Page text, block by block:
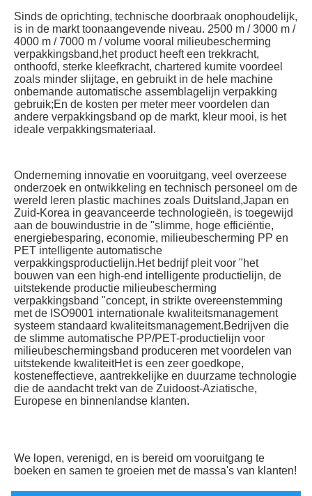
Sinds de oprichting, technische doorbraak onophoudelijk,
is in de markt toonaangevende niveau. 2500 m / 3000 m /
4000 m / 7000 m / volume vooral milieubescherming
verpakkingsband,het product heeft een trekkracht,
onthoofd, sterke kleefkracht, chartered kumite voordeel
zoals minder slijtage, en gebruikt in de hele machine
onbemande automatische assemblagelijn verpakking
gebruik;En de kosten per meter meer voordelen dan
andere verpakkingsband op de markt, kleur mooi, is het
ideale verpakkingsmateriaal.
Onderneming innovatie en vooruitgang, veel overzeese
onderzoek en ontwikkeling en technisch personeel om de
wereld leren plastic machines zoals Duitsland,Japan en
Zuid-Korea in geavanceerde technologieën, is toegewijd
aan de bouwindustrie in de "slimme, hoge efficiëntie,
energiebesparing, economie, milieubescherming PP en
PET intelligente automatische
verpakkingsproductielijn.Het bedrijf pleit voor "het
bouwen van een high-end intelligente productielijn, de
uitstekende productie milieubescherming
verpakkingsband "concept, in strikte overeenstemming
met de ISO9001 internationale kwaliteitsmanagement
systeem standaard kwaliteitsmanagement.Bedrijven die
de slimme automatische PP/PET-productielijn voor
milieubeschermingsband produceren met voordelen van
uitstekende kwaliteitHet is een zeer goedkope,
kosteneffectieve, aantrekkelijke en duurzame technologie
die de aandacht trekt van de Zuidoost-Aziatische,
Europese en binnenlandse klanten.
We lopen, verenigd, en is bereid om vooruitgang te
boeken en samen te groeien met de massa's van klanten!